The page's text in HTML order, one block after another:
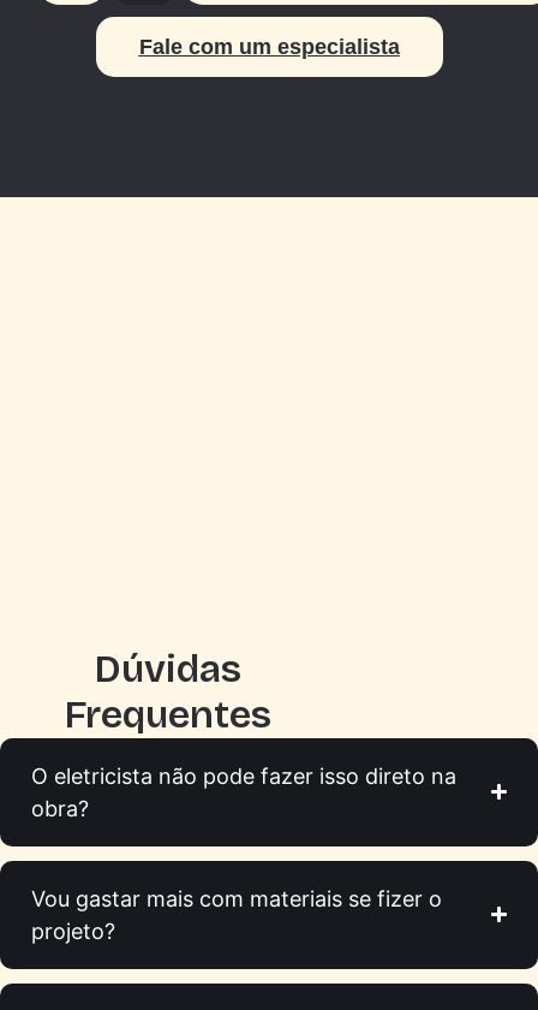
Fale com um especialista
O eletricista não pode fazer isso direto na
obra?
Vou gastar mais com materiais se fizer o
projeto?
Dúvidas
Frequentes